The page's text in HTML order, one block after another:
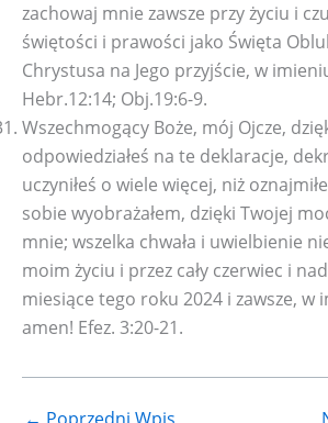
zachowaj mnie zawsze przy życiu i
świętości i prawości jako Święta
Chrystusa na Jego przyjście, w
Hebr.12:14; Obj.19:6-9.
Wszechmogący Boże, mój Ojcze,
odpowiedziałeś na te deklaracje,
uczyniłeś o wiele więcej, niż
sobie wyobrażałem, dzięki Twojej
mnie; wszelka chwała i uwielbienie
moim życiu i przez cały czerwiec i
miesiące tego roku 2024 i zawsze, w
amen! Efez. 3:20-21.